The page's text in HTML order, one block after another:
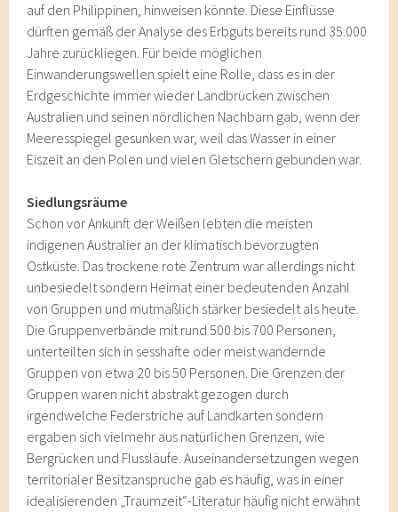
auf den Philippinen, hinweisen könnte. Diese Einflüsse
dürften gemäß der Analyse des Erbguts bereits rund 35.000
Jahre zurückliegen. Für beide möglichen
Einwanderungswellen spielt eine Rolle, dass es in der
Erdgeschichte immer wieder Landbrücken zwischen
Australien und seinen nördlichen Nachbarn gab, wenn der
Meeresspiegel gesunken war, weil das Wasser in einer
Eiszeit an den Polen und vielen Gletschern gebunden war.
Siedlungsräume
Schon vor Ankunft der Weißen lebten die meisten
indigenen Australier an der klimatisch bevorzugten
Ostküste. Das trockene rote Zentrum war allerdings nicht
unbesiedelt sondern Heimat einer bedeutenden Anzahl
von Gruppen und mutmaßlich stärker besiedelt als heute.
Die Gruppenverbände mit rund 500 bis 700 Personen,
unterteilten sich in sesshafte oder meist wandernde
Gruppen von etwa 20 bis 50 Personen. Die Grenzen der
Gruppen waren nicht abstrakt gezogen durch
irgendwelche Federstriche auf Landkarten sondern
ergaben sich vielmehr aus natürlichen Grenzen, wie
Bergrücken und Flussläufe. Auseinandersetzungen wegen
territorialer Besitzansprüche gab es häufig, was in einer
idealisierenden „Traumzeit“-Literatur häufig nicht erwähnt